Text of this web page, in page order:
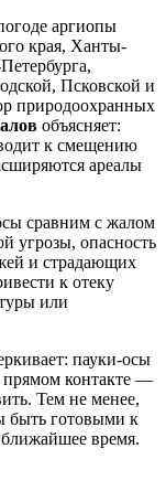
аргиопы
края, Ханты-
Псковской и
природоохранных
объясняет:
к смещению
ареалы
сравним с жалом
угрозы, опасность
и страдающих
к отеку
или
пауки-осы
прямом контакте —
Тем не менее,
быть готовыми к
время.